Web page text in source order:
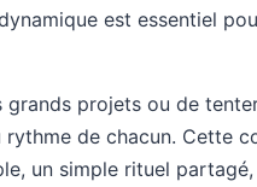
est essentiel
projets ou de
de chacun. Cette
un simple rituel